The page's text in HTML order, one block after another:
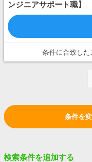
ンジニアサポート職】
条件に合致した
条件を
検索条件を追加する